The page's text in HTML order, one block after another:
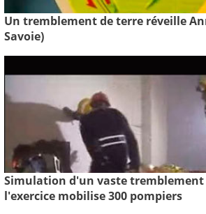
Un tremblement de terre réveille
Savoie)
Simulation d'un vaste tremblement
l'exercice mobilise 300 pompiers